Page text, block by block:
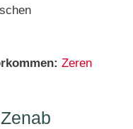
Zeren